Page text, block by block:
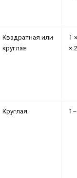
Квадратная или
круглая
1
× 2
Круглая